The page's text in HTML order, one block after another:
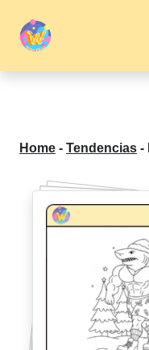
Home - Tendencias -